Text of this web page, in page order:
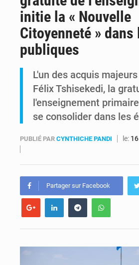
initie la « Nouvelle
Citoyenneté »
publiques
L'un des acquis
Félix Tshisekedi, la
l'enseignement
se consolider dans les
PUBLIÉ PAR CYNTHICHE PANDI le:
Partager sur Facebook